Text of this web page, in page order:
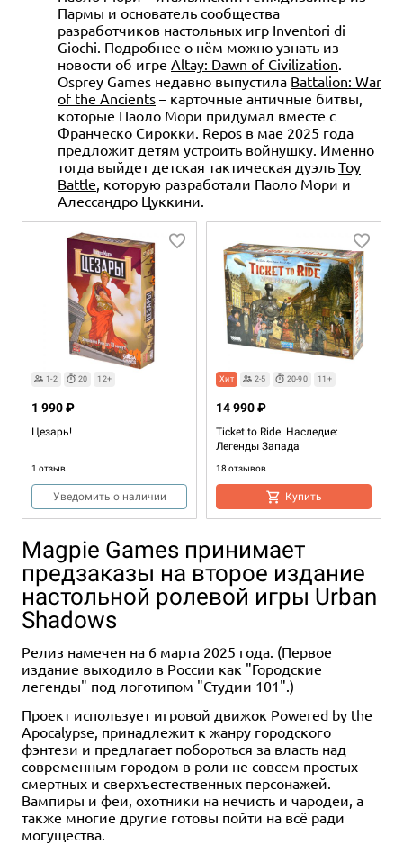
Пармы и основатель сообщества
разработчиков настольных игр Inventori di
Giochi. Подробнее о нём можно узнать из
новости об игре Altay: Dawn of Civilization
Osprey Games недавно выпустила Battalion: War
of the Ancients – карточные античные битвы,
которые Паоло Мори придумал вместе с
Франческо Сирокки. Repos в мае 2025 года
предложит детям устроить войнушку. Именно
тогда выйдет детская тактическая дуэль Toy
Battle , которую разработали Паоло Мори и
Алессандро Цуккини.
1-2 20 12+
Цезарь!
1 отзыв
1 990 ₽
Уведомить о наличии
Хит 2-5 20-90 11+
Ticket to Ride. Наследие:
Легенды Запада
18 отзывов
14 990 ₽
Купить
Пандемия: Наследие
(красная)
5 отзывов
Уведомить о наличии
Magpie Games принимает
предзаказы на второе издание
настольной ролевой игры Urban
Shadows
Релиз намечен на 6 марта 2025 года. (Первое
издание выходило в России как "Городские
легенды" под логотипом "Студии 101".)
Проект использует игровой движок Powered by the
Apocalypse, принадлежит к жанру городского
фэнтези и предлагает побороться за власть над
современным городом в роли не совсем простых
смертных и сверхъестественных персонажей.
Вампиры и феи, охотники на нечисть и чародеи, а
также многие другие готовы пойти на всё ради
могущества.